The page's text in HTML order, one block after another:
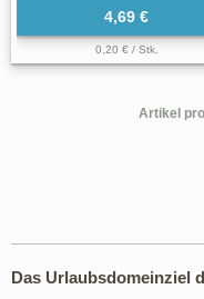
4,69 €
0,20 € / Stk.
Artikel
Das Urlaubsdomeinziel